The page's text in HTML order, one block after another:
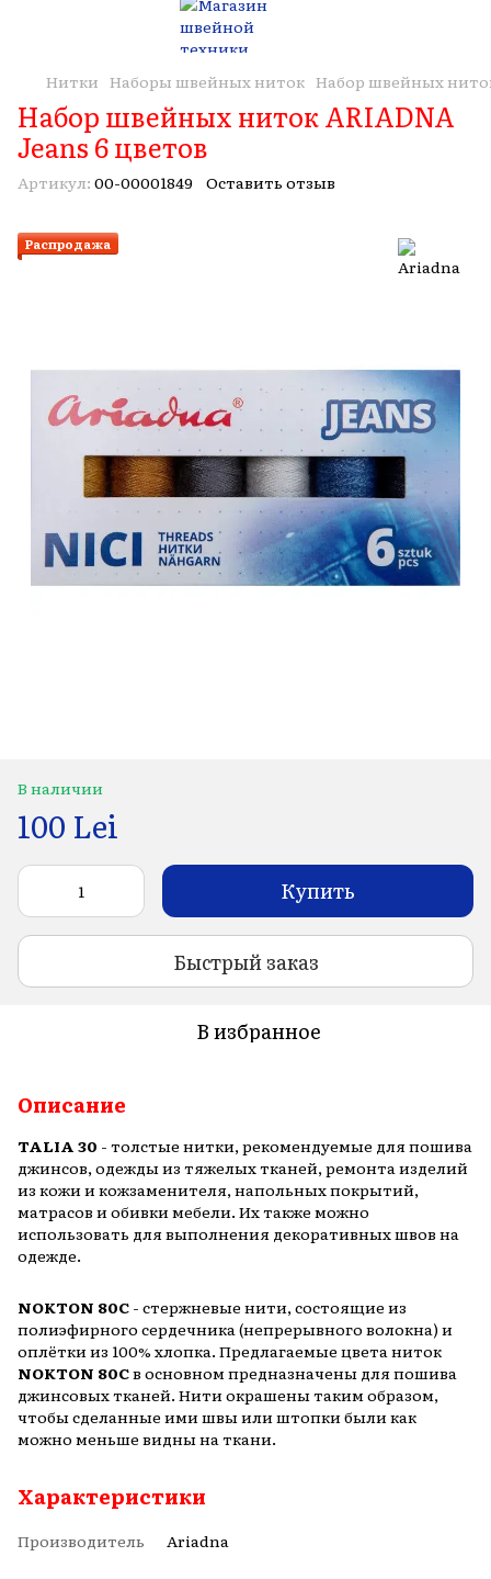
Нитки Наборы швейных ниток Набор швейных
Набор швейных ниток ARIADNA
Jeans 6 цветов
Артикул: 00-00001849 Оставить отзыв
Распродажа
В наличии
100 Lei
Купить
Быстрый заказ
В избранное
Описание
TALIA 30 - толстые нитки, рекомендуемые для пошива
джинсов, одежды из тяжелых тканей, ремонта изделий
из кожи и кожзаменителя, напольных покрытий,
матрасов и обивки мебели. Их также можно
использовать для выполнения декоративных швов на
одежде.
NOKTON 80C - стержневые нити, состоящие из
полиэфирного сердечника (непрерывного волокна) и
оплётки из 100% хлопка. Предлагаемые цвета ниток
NOKTON 80Cв основном предназначены для пошива
джинсовых тканей. Нити окрашены таким образом,
чтобы сделанные ими швы или штопки были как
можно меньше видны на ткани.
Характеристики
Производитель Ariadna